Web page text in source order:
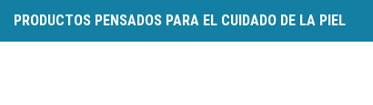
PRODUCTOS PENSADOS PARA EL CUIDADO DE LA PIEL